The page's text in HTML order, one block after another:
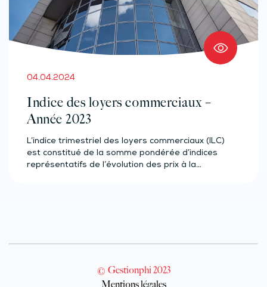
04.04.2024
Indice des loyers commerciaux –
Année 2023
L’indice trimestriel des loyers commerciaux (ILC)
est constitué de la somme pondérée d’indices
représentatifs de l’évolution des prix à la…
© Gestionphi 2023
Mentions légales